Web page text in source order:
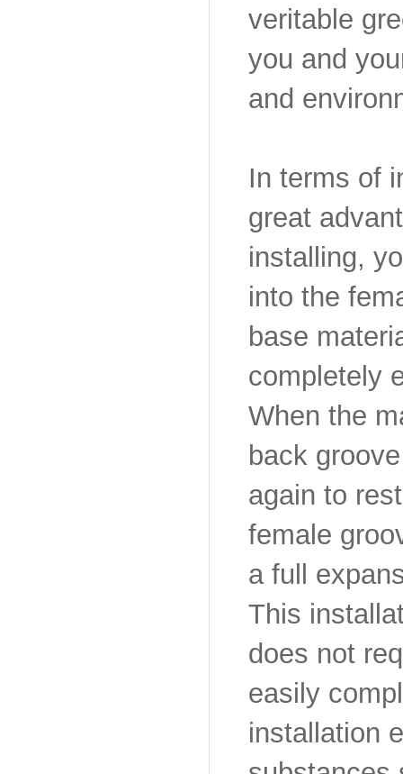
veritable
you and
and
In terms of
great
installing,
into the
base
completely
When the
back
again to
female
a full
This
does not
easily
installation